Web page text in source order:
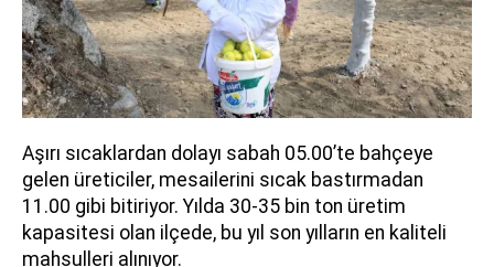
Aşırı sıcaklardan dolayı sabah 05.00’te bahçeye
gelen üreticiler, mesailerini sıcak bastırmadan
11.00 gibi bitiriyor. Yılda 30-35 bin ton üretim
kapasitesi olan ilçede, bu yıl son yılların en kaliteli
mahsulleri alınıyor.